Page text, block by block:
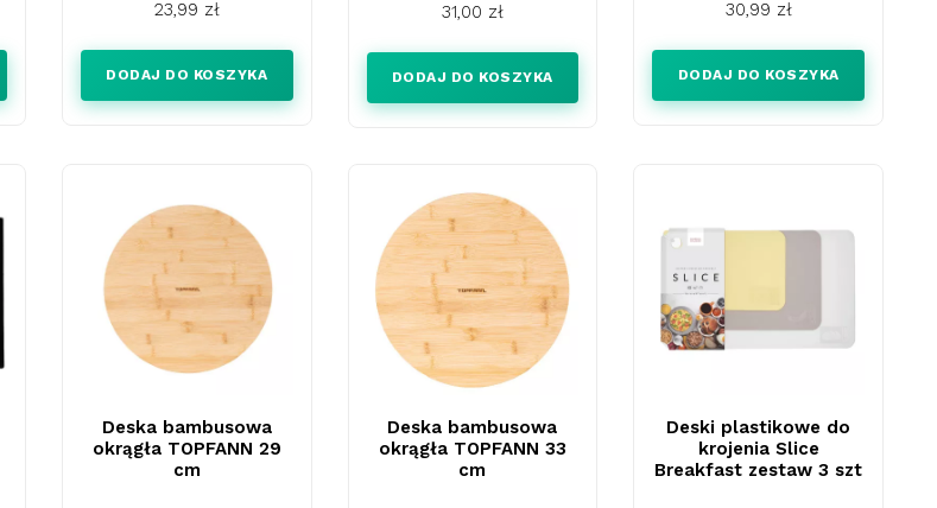
Cena
23,99 zł
DODAJ DO KOSZYKA
Cena
31,00 zł
DODAJ DO KOSZYKA
Cena
30,99 zł
DODAJ DO KOSZYKA
Deska bambusowa
okrągła TOPFANN 29
cm
Deska bambusowa
okrągła TOPFANN 33
cm
Deski plastikowe do
krojenia Slice
Breakfast zestaw 3 szt